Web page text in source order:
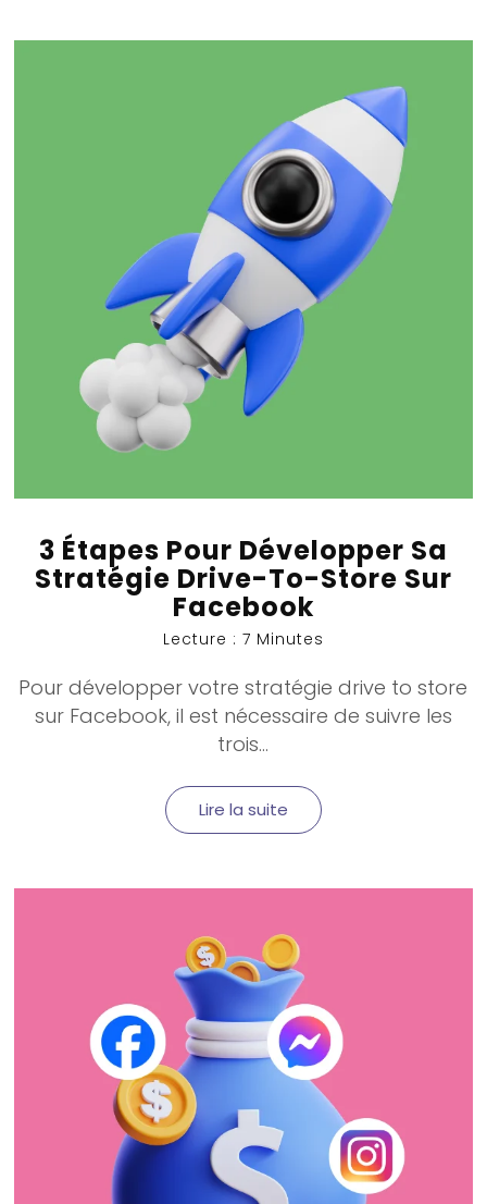
3 Étapes Pour Développer Sa
Stratégie Drive-To-Store Sur
Facebook
Lecture : 7 Minutes
Pour développer votre stratégiedrive to store
sur Facebook, il est nécessaire de suivre les
trois...
Lire la suite